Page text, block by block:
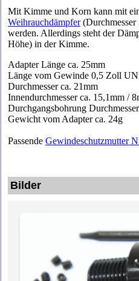
Mit Kimme und Korn kann mit
Weihrauchdämpfer(Durchmesser
werden. Allerdings steht der
Höhe) in der Kimme.
Adapter Länge ca. 25mm
Länge vom Gewinde 0,5 Zoll
Durchmesser ca. 21mm
Innendurchmesser ca. 15,1mm /
Durchgangsbohrung
Gewicht vom Adapter ca. 24g
Passende Gewindeschutzmutter
Bilder